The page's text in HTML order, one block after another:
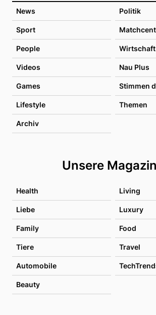
News Politik
Sport
People Wirtschaft
Videos Nau Plus
Games Stimmen
Lifestyle Themen
Archiv
Unsere
Health Living
Liebe Luxury
Family Food
Tiere Travel
Automobile
Beauty